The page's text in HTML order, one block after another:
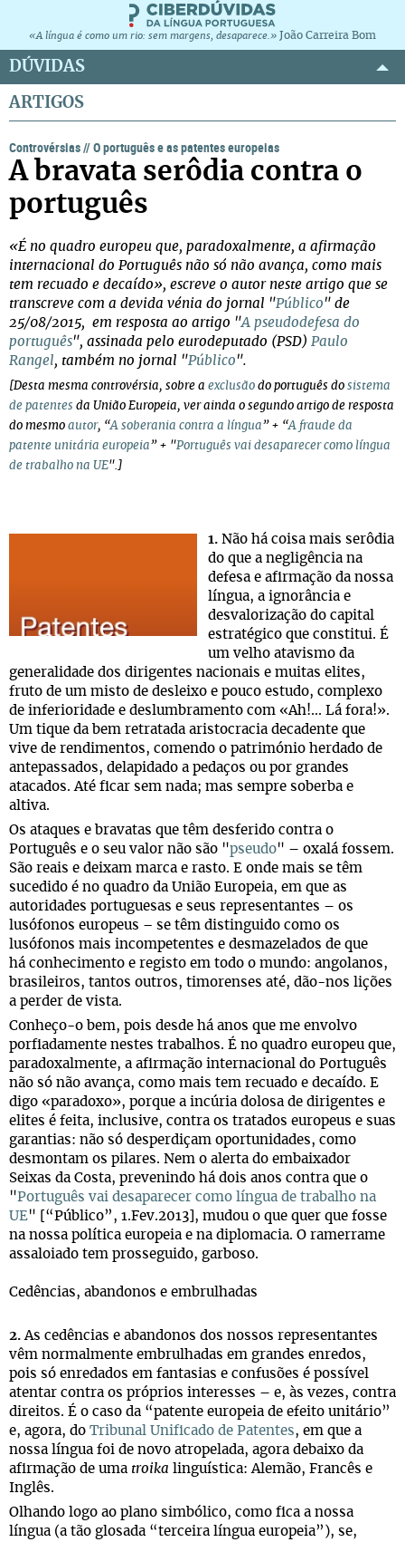
«A língua é como um rio: sem margens, desaparece.» João Carreira Bom
DÚVIDAS
ARTIGOS
Controvérsias//O português e as patentes europeias
A bravata serôdia contra o
português
«É no quadro europeu que, paradoxalmente, a afirmação
internacional do Português não só não avança, como mais
tem recuado e decaído», escreve o autor neste artigo que se
transcreve com a devida vénia do jornal "Público" de
25/08/2015, em resposta ao artigo "A pseudodefesa do
português", assinada pelo eurodeputado (PSD) Paulo
Rangel, também no jornal "Público".
[Desta mesma controvérsia, sobre a exclusão do português do sistema
de patentes da União Europeia, ver ainda o segundo artigo de resposta
do mesmo autor, “A soberania contra a língua” + “A fraude da
patente unitária europeia” + "Português vai desaparecer como língua
de trabalho na UE".]
1. Não há coisa mais serôdia
do que a negligência na
defesa e afirmação da nossa
língua, a ignorância e
desvalorização do capital
estratégico que constitui. É
um velho atavismo da
generalidade dos dirigentes nacionais e muitas elites,
fruto de um misto de desleixo e pouco estudo, complexo
de inferioridade e deslumbramento com «Ah!... Lá fora!».
Um tique da bem retratada aristocracia decadente que
vive de rendimentos, comendo o património herdado de
antepassados, delapidado a pedaços ou por grandes
atacados. Até ficar sem nada; mas sempre soberba e
altiva.
Os ataques e bravatas que têm desferido contra o
Português e o seu valor não são "pseudo" – oxalá fossem.
São reais e deixam marca e rasto. E onde mais se têm
sucedido é no quadro da União Europeia, em que as
autoridades portuguesas e seus representantes – os
lusófonos europeus – se têm distinguido como os
lusófonos mais incompetentes e desmazelados de que
há conhecimento e registo em todo o mundo: angolanos,
brasileiros, tantos outros, timorenses até, dão-nos lições
a perder de vista.
Conheço-o bem, pois desde há anos que me envolvo
porfiadamente nestes trabalhos. É no quadro europeu que,
paradoxalmente, a afirmação internacional do Português
não só não avança, como mais tem recuado e decaído. E
digo «paradoxo», porque a incúria dolosa de dirigentes e
elites é feita, inclusive, contra os tratados europeus e suas
garantias: não só desperdiçam oportunidades, como
desmontam os pilares. Nem o alerta do embaixador
Seixas da Costa, prevenindo há dois anos contra que o
"Português vai desaparecer como língua de trabalho na
UE" [“Público”, 1.Fev.2013], mudou o que quer que fosse
na nossa política europeia e na diplomacia. O ramerrame
assaloiado tem prosseguido, garboso.
Cedências, abandonos e embrulhadas
2. As cedências e abandonos dos nossos representantes
vêm normalmente embrulhadas em grandes enredos,
pois só enredados em fantasias e confusões é possível
atentar contra os próprios interesses – e, às vezes, contra
direitos. É o caso da “patente europeia de efeito unitário”
e, agora, do Tribunal Unificado de Patentes, em que a
nossa língua foi de novo atropelada, agora debaixo da
afirmação de uma troika linguística: Alemão, Francês e
Inglês.
Olhando logo ao plano simbólico, como fica a nossa
língua (a tão glosada “terceira língua europeia”), se,